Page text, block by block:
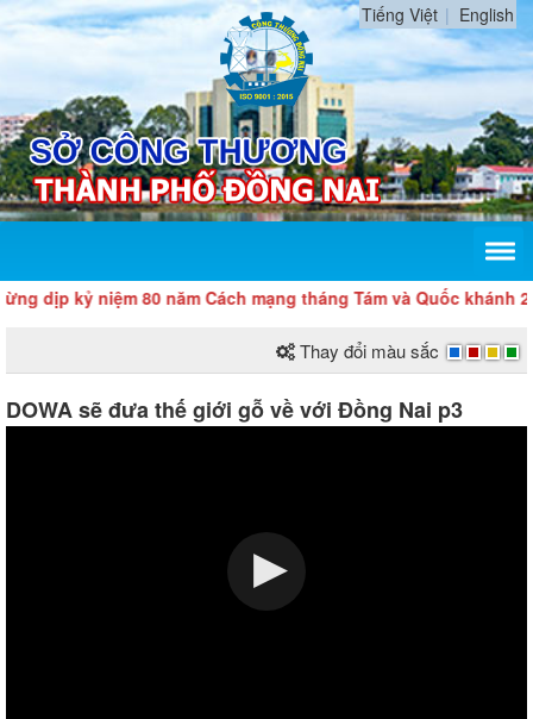
Tiếng Việt English
niệm 80 năm Cách mạng tháng Tám và Quốc khánh 2/9
Thay đổi màu sắc
DOWA sẽ đưa thế giới gỗ về với Đồng Nai p3